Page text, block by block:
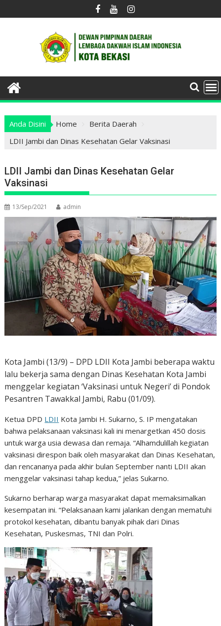
to
Anda Disini Home
Berita Daerah
LDII Jambi dan Dinas Kesehatan Gelar Vaksinasi
LDII Jambi dan Dinas Kesehatan Gelar
Vaksinasi
13/Sep/2021 admin
Kota Jambi (13/9) – DPD LDII Kota Jambi beberapa waktu
lalu bekerja sama dengan Dinas Kesehatan Kota Jambi
menggelar kegiatan ‘Vaksinasi untuk Negeri’ di Pondok
Pesantren Tawakkal Jambi, Rabu (01/09).
Ketua DPD LDII Kota Jambi H. Sukarno, S. IP mengatakan
bahwa pelaksanaan vaksinasi kali ini menargetkan 450 dosis
untuk warga usia dewasa dan remaja. “Alhamdulillah kegiatan
vaksinasi direspon baik oleh masyarakat dan Dinas Kesehatan,
dan rencananya pada akhir bulan September nanti LDII akan
menggelar vaksinasi tahap kedua,” jelas Sukarno.
Sukarno berharap warga masyarakat dapat memaksimalkan
kesempatan ini. “Pelaksanaan kami jalankan dengan mematuhi
protokol kesehatan, dibantu banyak pihak dari Dinas
Kesehatan, Puskesmas, TNI dan Polri.